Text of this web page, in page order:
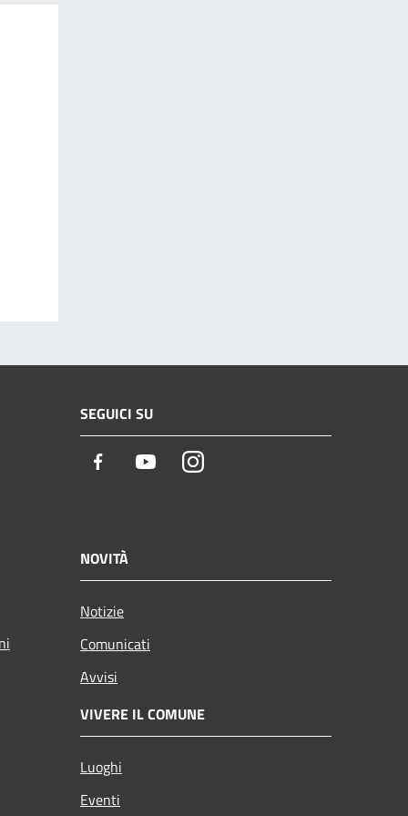
SEGUICI SU
Facebook YoutubeInstagram
NOVITÀ
Notizie
Comunicati
Avvisi
VIVERE IL COMUNE
Luoghi
Eventi